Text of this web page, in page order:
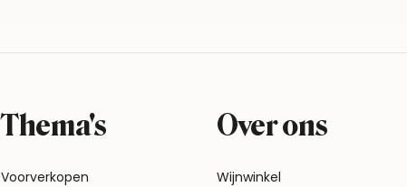
Thema's
Voorverkopen
Over ons
Wijnwinkel